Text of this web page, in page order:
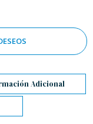
Adicional